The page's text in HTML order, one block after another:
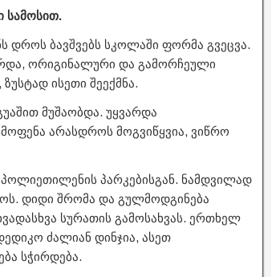
სამოსით.
დროს ბავშვებს სკოლაში ფორმა გვეცვა.
ორიგინალური და გამორჩეული
ისეთი შეექმნა.
მუშაობდა. უყვარდა
არასდროს მოგვიწყვია, ვიწრო
პარკებისგან. ნამდვილად
დიდი შრომა და გულმოდგინება
სურათის გამოსახვას. ერთხელ
ძალიან დინჯია, ასეთ
სჭირდება.